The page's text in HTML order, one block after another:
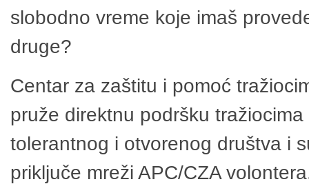
slobodno vreme koje imaš
druge?
Centar za zaštitu i pomoć
pruže direktnu podršku
tolerantnog i otvorenog društva i
priključe mreži APC/CZA